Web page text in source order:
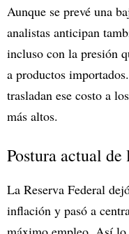
Aunque se prevé una
analistas anticipan
incluso con la presión
a productos
trasladan ese costo a
más altos.
Postura actual de
La Reserva Federal
inflación y pasó a